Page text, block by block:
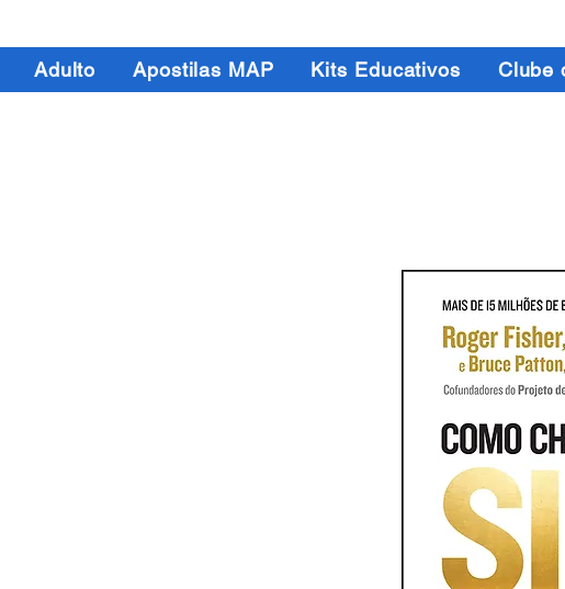
Adulto Apostilas MAP Kits Educativos Clube